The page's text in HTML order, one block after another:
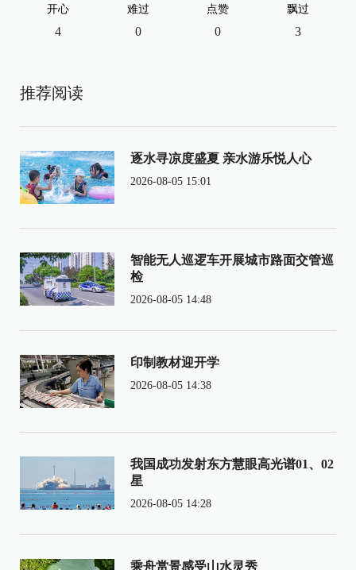
开心
4
难过
0
点赞
0
飘过
3
推荐阅读
逐水寻凉度盛夏 亲水游乐悦人心
2026-08-05 15:01
智能无人巡逻车开展城市路面交管巡
检
2026-08-05 14:48
印制教材迎开学
2026-08-05 14:38
我国成功发射东方慧眼高光谱01、02
星
2026-08-05 14:28
乘舟赏景感受山水灵秀